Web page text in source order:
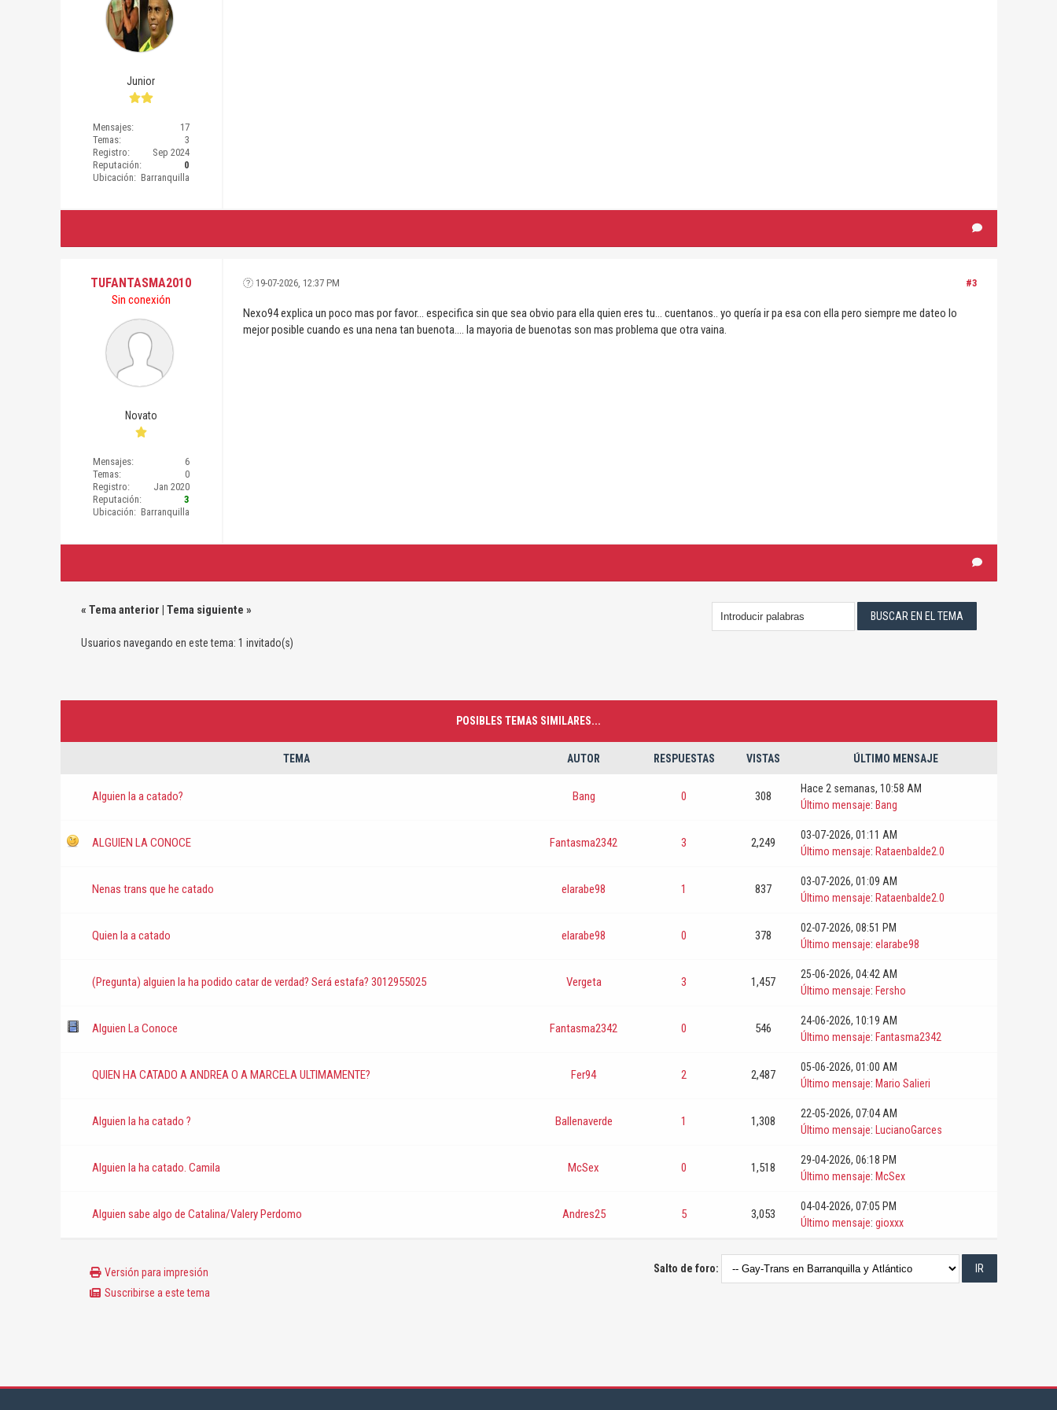
Junior
Mensajes:
17
Temas:
3
Registro:
Sep 2024
Reputación:
0
Ubicación: Barranquilla
TUFANTASMA2010
Sin conexión
Novato
Mensajes:
6
Temas:
0
Registro:
Jan 2020
Reputación:
3
Ubicación: Barranquilla
#3
19-07-2026, 12:37 PM
Nexo94 explica un poco mas por favor... especifica sin que sea obvio para ella quien eres tu... cuentanos.. yo quería ir pa esa con ella pero siempre me dateo lo
mejor posible cuando es una nena tan buenota.... la mayoria de buenotas son mas problema que otra vaina.
« Tema anterior | Tema siguiente »
Usuarios navegando en este tema: 1 invitado(s)
POSIBLES TEMAS SIMILARES...
TEMA AUTOR RESPUESTAS VISTAS ÚLTIMO MENSAJE
Alguien la a catado? Bang 0 308
Hace 2 semanas, 10:58 AM
Último mensaje: Bang
ALGUIEN LA CONOCE Fantasma2342 3 2,249
03-07-2026, 01:11 AM
Último mensaje: Rataenbalde2.0
Nenas trans que he catado elarabe98 1 837
03-07-2026, 01:09 AM
Último mensaje: Rataenbalde2.0
Quien la a catado elarabe98 0 378
02-07-2026, 08:51 PM
Último mensaje: elarabe98
(Pregunta) alguien la ha podido catar de verdad? Será estafa? 3012955025 Vergeta 3 1,457
25-06-2026, 04:42 AM
Último mensaje: Fersho
Alguien La Conoce Fantasma2342 0 546
24-06-2026, 10:19 AM
Último mensaje: Fantasma2342
QUIEN HA CATADO A ANDREA O A MARCELA ULTIMAMENTE? Fer94 2 2,487
05-06-2026, 01:00 AM
Último mensaje: Mario Salieri
Alguien la ha catado ? Ballenaverde 1 1,308
22-05-2026, 07:04 AM
Último mensaje: LucianoGarces
Alguien la ha catado. Camila McSex 0 1,518
29-04-2026, 06:18 PM
Último mensaje: McSex
Alguien sabe algo de Catalina/Valery Perdomo Andres25 5 3,053
04-04-2026, 07:05 PM
Último mensaje: gioxxx
Versión para impresión
Suscribirse a este tema
Salto de foro: